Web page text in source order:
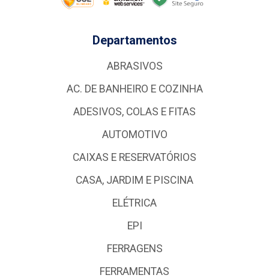
Departamentos
ABRASIVOS
AC. DE BANHEIRO E COZINHA
ADESIVOS, COLAS E FITAS
AUTOMOTIVO
CAIXAS E RESERVATÓRIOS
CASA, JARDIM E PISCINA
ELÉTRICA
EPI
FERRAGENS
FERRAMENTAS